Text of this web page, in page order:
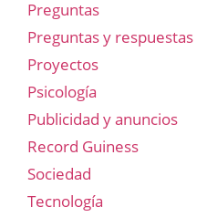
Preguntas
Preguntas y respuestas
Proyectos
Psicología
Publicidad y anuncios
Record Guiness
Sociedad
Tecnología